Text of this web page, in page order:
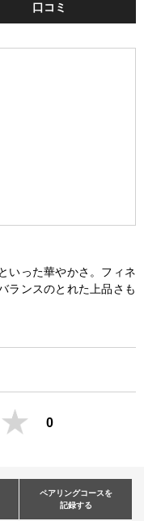
口コミ
いった華やかさ。フィネ
ランスのとれた上品さも
0
ペアリングコースを
記録する